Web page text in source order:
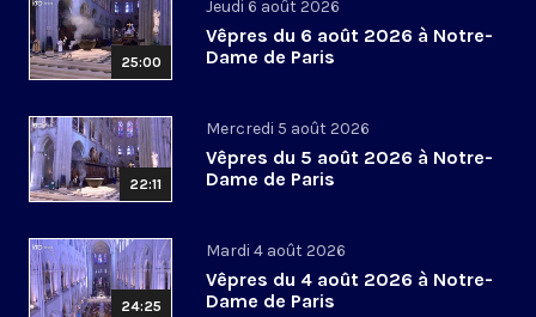
25:00
Jeudi 6 août 2026
Vêpres du 6 août 2026 à Notre-
Dame de Paris
22:11
Mercredi 5 août 2026
Vêpres du 5 août 2026 à Notre-
Dame de Paris
24:25
Mardi 4 août 2026
Vêpres du 4 août 2026 à Notre-
Dame de Paris